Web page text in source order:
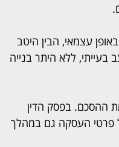
עצמאי, הבין היטב
ללא היתר בנייה
ההסכם. בפסק הדין
פרטי העסקה גם במהלך